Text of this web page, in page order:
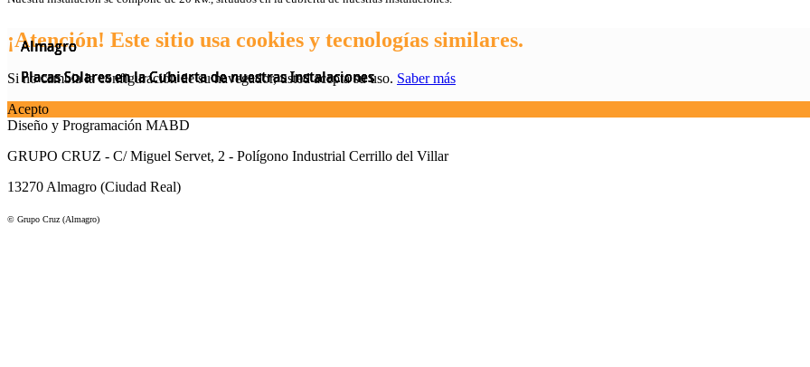
Almagro
Placas Solares en la Cubierta de nuestras Instalaciones
Almagro
Placas Solares en la Cubierta de nuestras Instalaciones
Almagro
Placas Solares en la Cubierta de nuestras Instalaciones
Almagro
Placas Solares en la Cubierta de nuestras Instalaciones
¡Atención! Este sitio usa cookies y tecnologías similares.
Si no cambia la configuración de su navegador, usted acepta su uso. Saber más
Acepto
Diseño y Programación MABD
GRUPO CRUZ - C/ Miguel Servet, 2 - Polígono Industrial Cerrillo del Villar
13270 Almagro (Ciudad Real)
© Grupo Cruz (Almagro)